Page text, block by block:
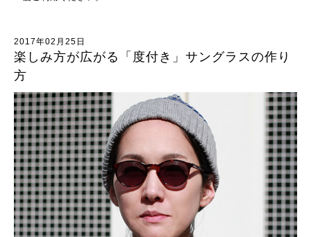
2017年02月25日
楽しみ方が広がる「度付き」サングラスの作り
方